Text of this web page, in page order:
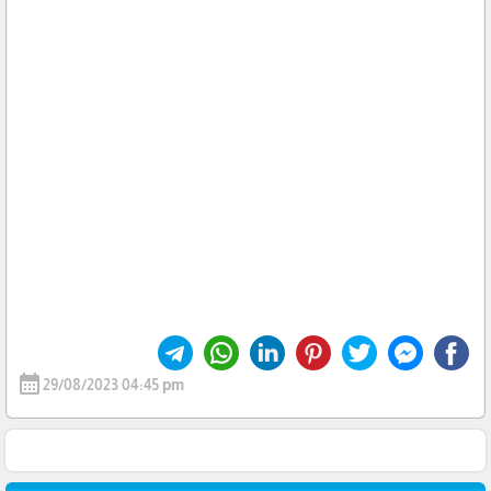
calendar_month29/08/2023 04:45 pm